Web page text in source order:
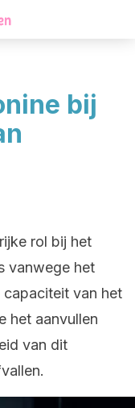
bij
rol bij het
vanwege het
van het
het aanvullen
van dit